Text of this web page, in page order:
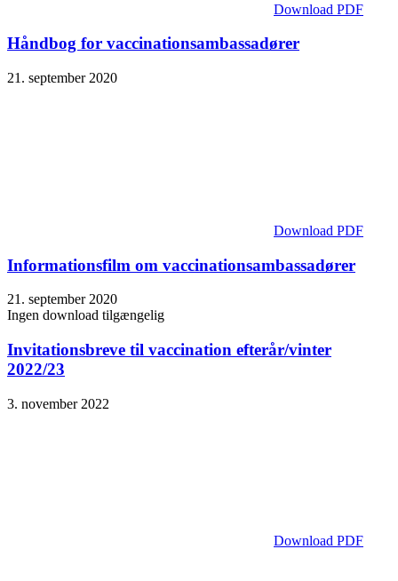
Download PDF
Håndbog for vaccinationsambassadører
21. september 2020
Download PDF
Informationsfilm om vaccinationsambassadører
21. september 2020
Ingen download tilgængelig
Invitationsbreve til vaccination efterår/vinter
2022/23
3. november 2022
Download PDF